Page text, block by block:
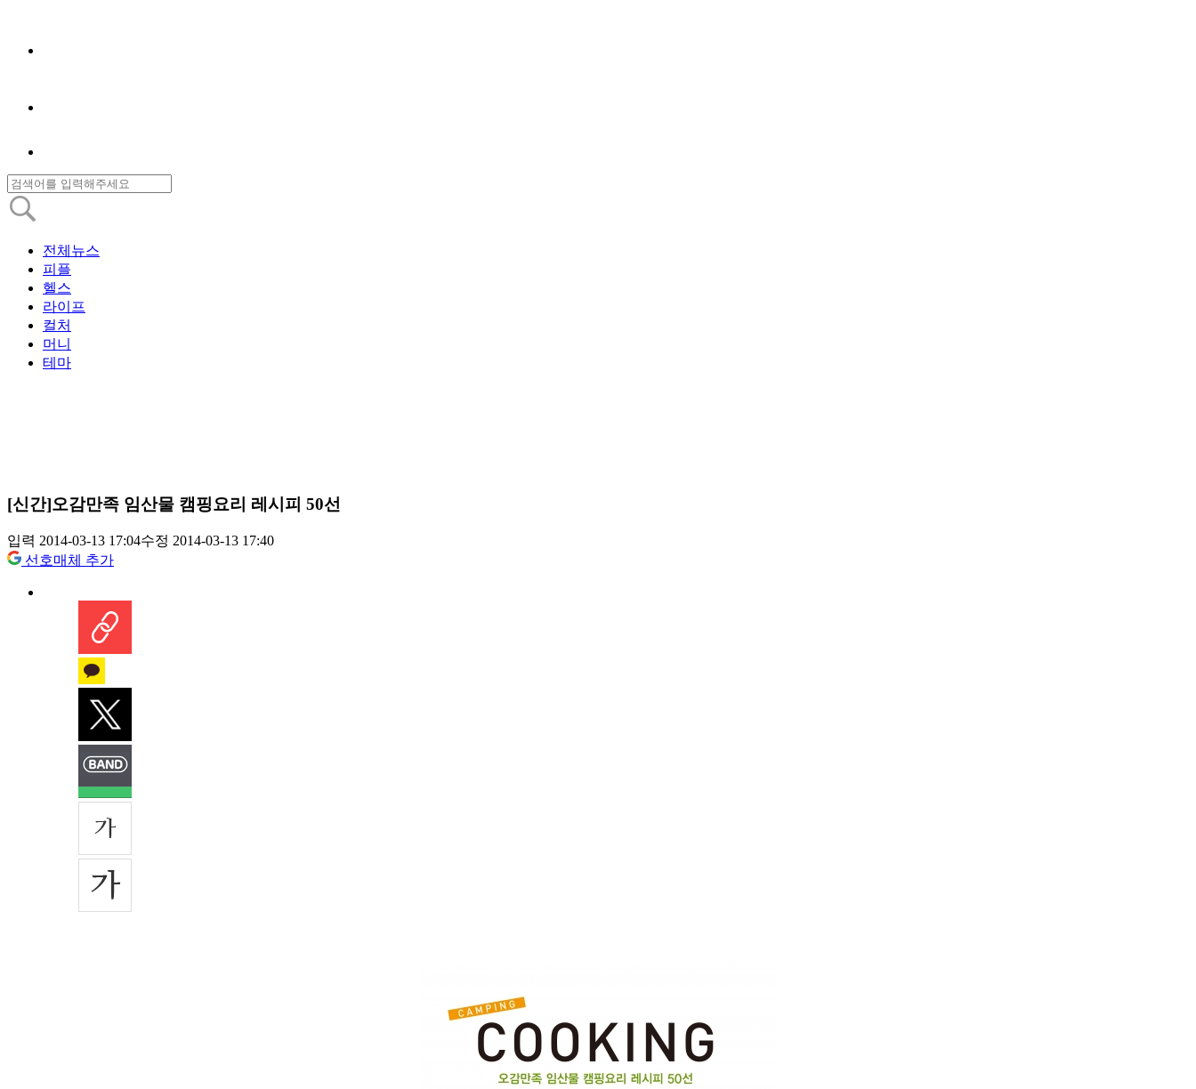
전체뉴스
피플
헬스
라이프
컬처
머니
테마
[신간]오감만족 임산물 캠핑요리 레시피 50선
입력 2014-03-13 17:04수정 2014-03-13 17:40
선호매체 추가